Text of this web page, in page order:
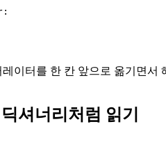
레이터를 한 칸 앞으로 옮기면서
셔너리처럼 읽기